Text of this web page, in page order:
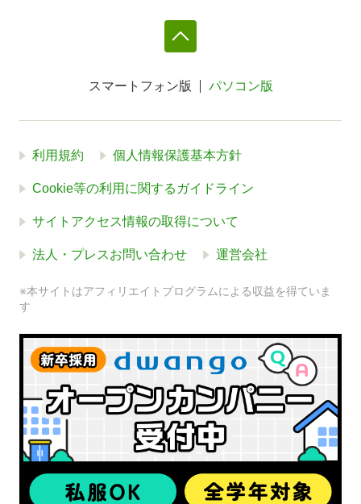
スマートフォン版 パソコン版
利用規約 個人情報保護基本方針
Cookie等の利用に関するガイドライン
サイトアクセス情報の取得について
法人・プレスお問い合わせ 運営会社
※本サイトはアフィリエイトプログラムによる収益を得ていま
す